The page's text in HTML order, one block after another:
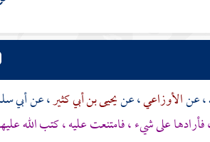
، عنالأوزاعي، عنيحيى بن أبي كثير، عنأبي
على شيء ، فامتنعت عليه ، كتب الله